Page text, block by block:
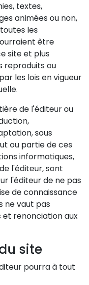
textes,
animées ou non,
les
être
site et plus
reproduits ou
les lois en vigueur
de l'éditeur ou
sous
ou partie de ces
informatiques,
l'éditeur, sont
l'éditeur de ne pas
de connaissance
ne vaut pas
renonciation aux
site
pourra à tout